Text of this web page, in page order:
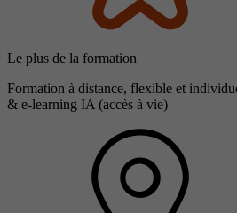
Le plus de la formation
Formation à distance, flexible et
& e-learning IA (accès à vie)